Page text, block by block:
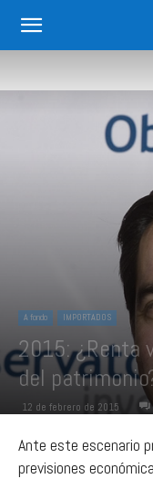
A fondo IMPORTADOS
2015: ¿Renta
del
12 de febrero de 2015
Ante este escenario
previsiones